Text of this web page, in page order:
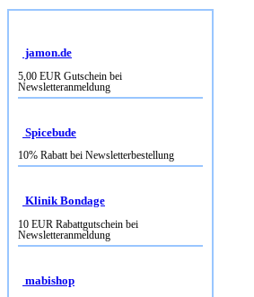
jamon.de
5,00 EUR Gutschein bei
Newsletteranmeldung
Spicebude
10% Rabatt bei Newsletterbestellung
Klinik Bondage
10 EUR Rabattgutschein bei
Newsletteranmeldung
mabishop